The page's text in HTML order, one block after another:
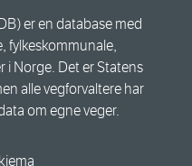
er en database med
fylkeskommunale,
i Norge. Det er Statens
alle vegforvaltere har
om egne veger.